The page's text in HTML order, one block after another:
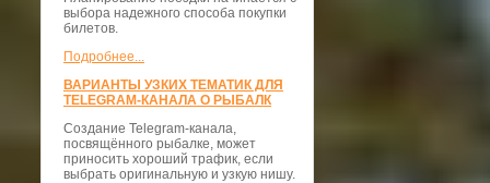
выбора надежного способа покупки
билетов.
Подробнее...
ВАРИАНТЫ УЗКИХ ТЕМАТИК ДЛЯ
TELEGRAM-КАНАЛА О РЫБАЛК
Создание Telegram-канала,
посвящённого рыбалке, может
приносить хороший трафик, если
выбрать оригинальную и узкую нишу.